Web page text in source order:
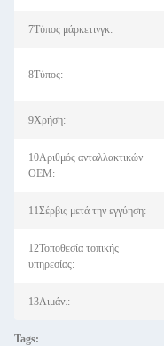
7Τύπος μάρκετινγκ:
8Τύπος:
9Χρήση:
10Αριθμός ανταλλακτικών
OEM:
11Σέρβις μετά την εγγύηση:
12Τοποθεσία τοπικής
υπηρεσίας:
13Λιμάνι:
Tags: